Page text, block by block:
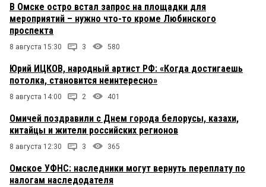
В Омске остро встал запрос на площадки для
мероприятий – нужно что-то кроме Любинского
проспекта
8 августа 15:30 3 580
Юрий ИЦКОВ, народный артист РФ: «Когда достигаешь
потолка, становится неинтересно»
8 августа 14:00 2 401
Омичей поздравили с Днем города белорусы, казахи,
китайцы и жители российских регионов
8 августа 12:30 3 365
Омское УФНС: наследники могут вернуть переплату по
налогам наследодателя